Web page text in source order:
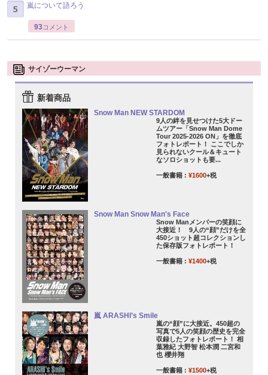
嵐について語ろう
93コメント
サイゾーウーマン
新着商品
Snow Man NEW STARDOM
9人の絆を見せつけた5大ドー
ムツアー「Snow Man Dome
Tour 2025-2026 ON」を徹底
フォトレポート！ ここでしか
見られないクール＆キュート
なソロショットも要...
一般書籍 : ¥1600+税
Snow Man Snow Man's Face
Snow Manメンバーの笑顔に
大接近！ 9人の“顔”だけを全
450ショット超コレクションし
た保存版フォトレポート！
一般書籍 : ¥1400+税
嵐 ARASHI’s Smile
嵐の“顔”に大接近。450超の
写真で5人の笑顔の歴史を完全
収録したフォトレポート！ 相
葉雅紀 大野智 松本潤 二宮和
也 櫻井翔
一般書籍 : ¥1500+税